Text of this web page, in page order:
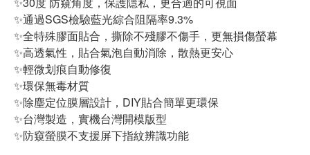
✨通過SGS檢驗藍光綜合阻隔率9.3%
✨全特殊膠面貼合，撕除不殘膠不傷手，更無損傷螢幕
✨高透氣性，貼合氣泡自動消除，散熱更安心
✨輕微划痕自動修復
✨環保無毒材質
✨除塵定位膜層設計，DIY貼合簡單更環保
✨台灣製造，實機台灣開模版型
✨防窺螢膜不支援屏下指紋辨識功能